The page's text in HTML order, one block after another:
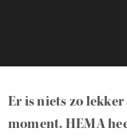
Er is niets zo
moment. HEMA